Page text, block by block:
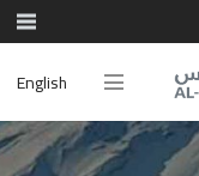
English